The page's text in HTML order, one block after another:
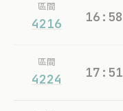
區間
4216 16:58
區間
4224 17:51